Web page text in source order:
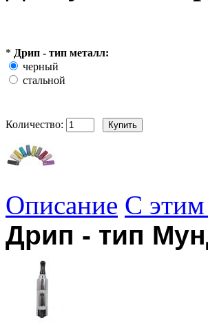
* Дрип - тип металл:
черный
стальной
Количество:
Описание С
Дрип - тип